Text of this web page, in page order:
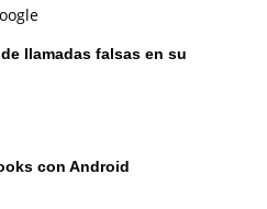
llamadas falsas en su
con Android